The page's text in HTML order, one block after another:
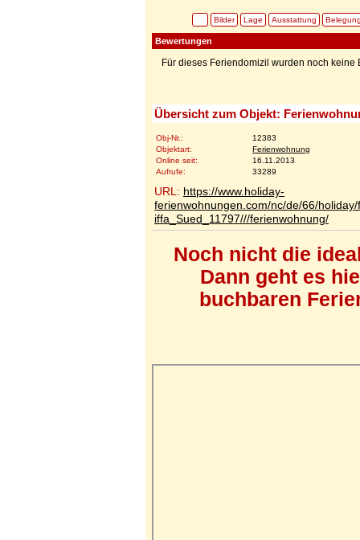
Bilder Lage Ausstattung
Bewertungen
Für dieses Feriendomizil wurden noch
Übersicht zum Objekt:
Obj-Nr.:
12383
Objektart:
Ferienwohnung
Online seit:
16.11.2013
Aufrufe:
33289
URL: https://www.holiday-
ferienwohnungen.com/nc/de/66/
iffa_Sued_11797///ferienwohnung/
Noch nicht die
Dann geht es
buchbaren